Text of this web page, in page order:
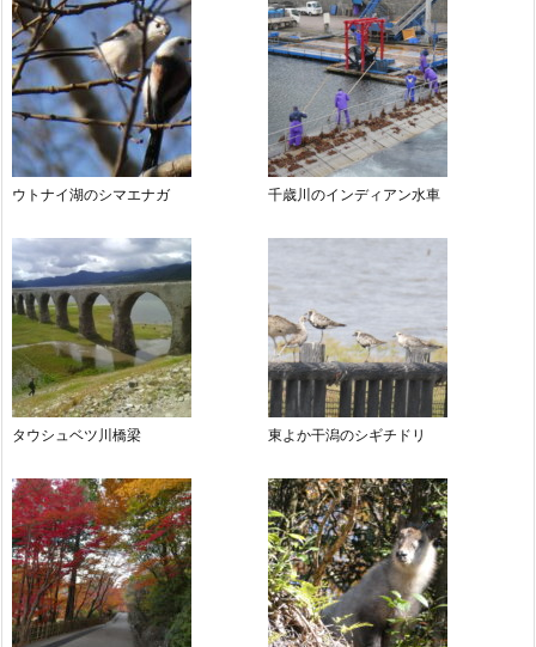
ウトナイ湖のシマエナガ 千歳川のインディアン水車
タウシュベツ川橋梁 東よか干潟のシギチドリ